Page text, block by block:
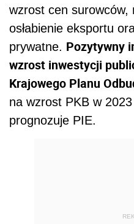
wzrost cen surowców,
osłabienie eksportu
prywatne. Pozytywny
wzrost inwestycji
Krajowego Planu
na wzrost PKB w
prognozuje PIE.